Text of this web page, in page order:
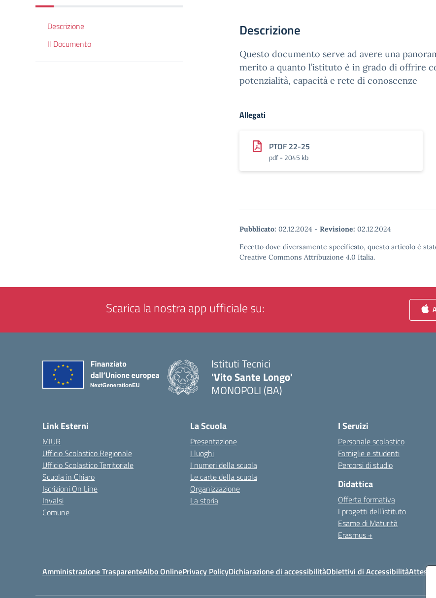
Descrizione
Il Documento
Descrizione
Questo documento serve ad avere una
merito a quanto l’istituto è in grado di offrire
potenzialità, capacità e rete di conoscenze
Allegati
PTOF 22-25
pdf - 2045 kb
Pubblicato: 02.12.2024 - Revisione: 02.12.2024
Eccetto dove diversamente specificato, questo articolo è
Creative Commons Attribuzione 4.0 Italia.
Scarica la nostra app ufficiale su:
Istituti Tecnici
'Vito Sante Longo'
MONOPOLI (BA)
Link Esterni
MIUR
Ufficio Scolastico Regionale
Ufficio Scolastico Territoriale
Scuola in Chiaro
Iscrizioni On Line
Invalsi
Comune
La Scuola
Presentazione
I luoghi
I numeri della scuola
Le carte della scuola
Organizzazione
La storia
I Servizi
Personale scolastico
Famiglie e studenti
Percorsi di studio
Didattica
Offerta formativa
I progetti dell’istituto
Esame di Maturità
Erasmus +
Amministrazione TrasparenteAlbo OnlinePrivacy PolicyDichiarazione di accessibilitàObiettivi di Accessibilità